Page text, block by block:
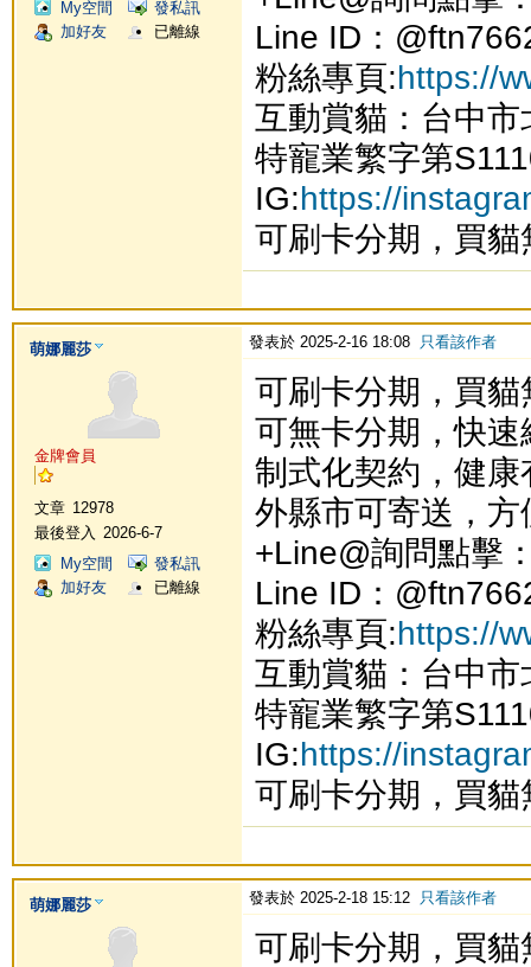
My空間
發私訊
加好友
已離線
Line ID：
粉絲專頁:https://
互動賞貓：台中
特寵業繁字第
IG:https://
可刷卡分期，買貓
萌娜麗莎
金牌會員
文章 12978
最後登入
2026-6-7
My空間
發私訊
加好友
已離線
發表於 2025-2-16 18:08 只看該作者
可刷卡分期，買貓
可無卡分期，快速
制式化契約，健康
外縣市可寄送，
+Line@詢問點擊
Line ID：
粉絲專頁:https://
互動賞貓：台中
特寵業繁字第
IG:https://
可刷卡分期，買貓
萌娜麗莎 發表於 2025-2-18 15:12 只看該作者
可刷卡分期，買貓